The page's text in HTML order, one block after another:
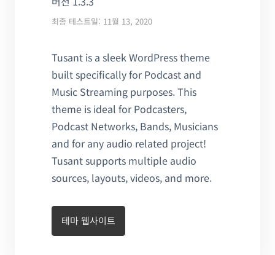
최종 테스트일: 11월 13, 2020
Tusant is a sleek WordPress theme
built specifically for Podcast and
Music Streaming purposes. This
theme is ideal for Podcasters,
Podcast Networks, Bands, Musicians
and for any audio related project!
Tusant supports multiple audio
sources, layouts, videos, and more.
테마 웹사이트